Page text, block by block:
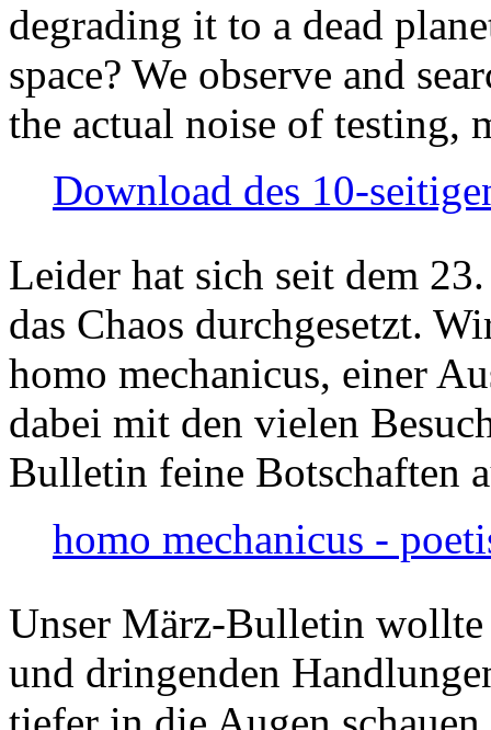
degrading it to a dead
space? We observe and
the actual noise of testing,
Download des 10-
Leider hat sich seit dem
das Chaos durchgesetzt.
homo mechanicus, einer
dabei mit den vielen
Bulletin feine Botschaften
homo mechanicus -
Unser März-Bulletin
und dringenden